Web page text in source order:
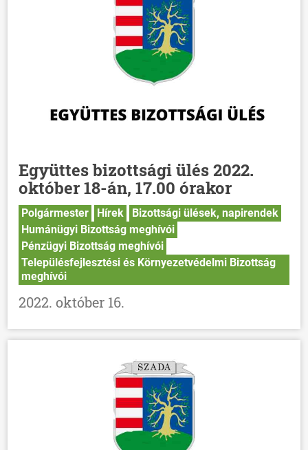
Együttes bizottsági ülés 2022.
október 18-án, 17.00 órakor
Polgármester Hírek
Bizottsági ülések, napirendek
Humánügyi Bizottság meghívói
Pénzügyi Bizottság meghívói
Településfejlesztési és Környezetvédelmi Bizottság
meghívói
2022. október 16.